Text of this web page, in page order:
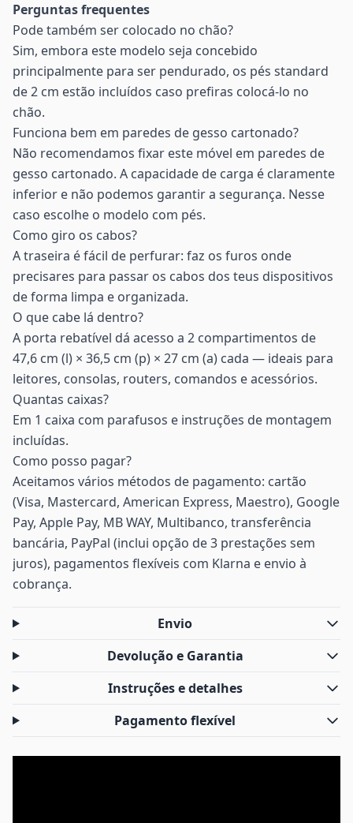
Perguntas frequentes
Pode também ser colocado no chão?
Sim, embora este modelo seja concebido
principalmente para ser pendurado, os pés standard
de 2 cm estão incluídos caso prefiras colocá-lo no
chão.
Funciona bem em paredes de gesso cartonado?
Não recomendamos fixar este móvel em paredes de
gesso cartonado. A capacidade de carga é claramente
inferior e não podemos garantir a segurança. Nesse
caso escolhe o modelo com pés.
Como giro os cabos?
A traseira é fácil de perfurar: faz os furos onde
precisares para passar os cabos dos teus dispositivos
de forma limpa e organizada.
O que cabe lá dentro?
A porta rebatível dá acesso a 2 compartimentos de
47,6 cm (l) × 36,5 cm (p) × 27 cm (a) cada — ideais para
leitores, consolas, routers, comandos e acessórios.
Quantas caixas?
Em 1 caixa com parafusos e instruções de montagem
incluídas.
Como posso pagar?
Aceitamos vários métodos de pagamento: cartão
(Visa, Mastercard, American Express, Maestro), Google
Pay, Apple Pay, MB WAY, Multibanco, transferência
bancária, PayPal (inclui opção de 3 prestações sem
juros), pagamentos flexíveis com Klarna e envio à
cobrança.
Envio
Devolução e Garantia
Instruções e detalhes
Pagamento flexível